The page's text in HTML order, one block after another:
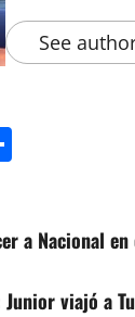
See
a Nacional
viajó a